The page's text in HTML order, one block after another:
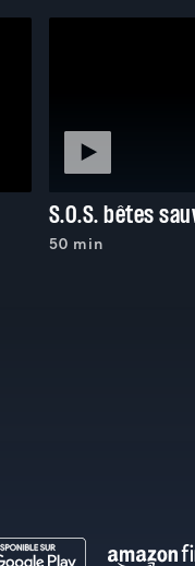
S.O.S. bêtes
50 min